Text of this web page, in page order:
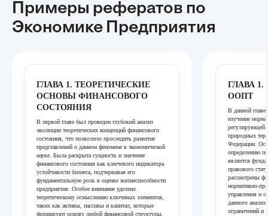
Примеры рефератов по
Экономике Предприятия
ГЛАВА 1. ТЕОРЕТИЧЕСКИЕ
ОСНОВЫ ФИНАНСОВОГО
СОСТОЯНИЯ
В первой главе был проведен глубокий анализ
эволюции теоретических концепций финансового
состояния, что позволило проследить развитие
представлений о данном феномене в экономической
науке. Была раскрыта сущность и значение
финансового состояния как ключевого индикатора
устойчивости бизнеса, подчеркивая его
фундаментальную роль в оценке жизнеспособности
предприятия. Особое внимание уделено
теоретическому осмыслению ключевых элементов,
таких как активы, пассивы и капитал, которые
формируют основу любой финансовой структуры.
ГЛАВА
ООПТ
В данной главе
изучение
регулирующей
природных
Федерации.
определению
является
правового
рассмотрены
нормативно-
управления и
данного
ограничений и